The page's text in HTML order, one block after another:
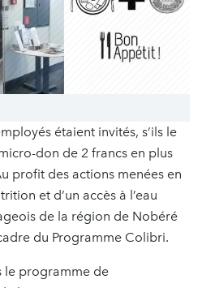
étaient invités, s’ils le
don de 2 francs en plus
profit des actions menées en
et d’un accès à l’eau
de la région de Nobéré
du Programme Colibri.
le programme de